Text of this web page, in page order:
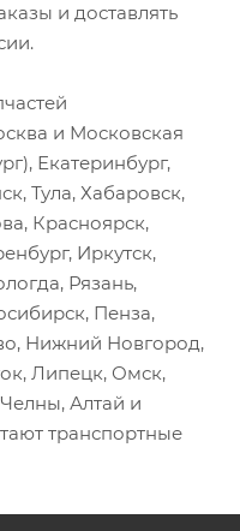
и доставлять
и Московская
Екатеринбург,
Тула, Хабаровск,
Красноярск,
Иркутск,
Рязань,
Пенза,
Нижний Новгород,
Липецк, Омск,
Алтай и
транспортные